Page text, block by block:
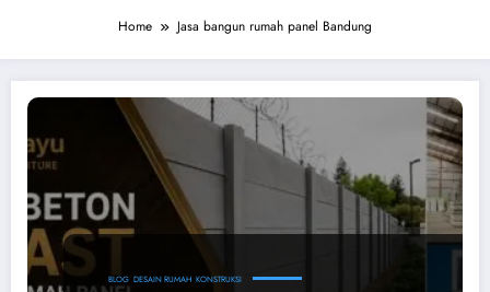
Home Jasa bangun rumah panel Bandung
BLOG DESAIN RUMAH KONSTRUKSI